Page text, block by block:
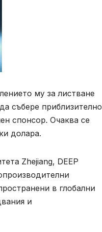
му за листване
събере приблизително
спонсор. Очаква се
долара.
Zhejiang, DEEP
в глобални
и